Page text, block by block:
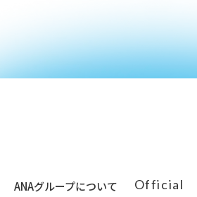
ANAグループについて
Official